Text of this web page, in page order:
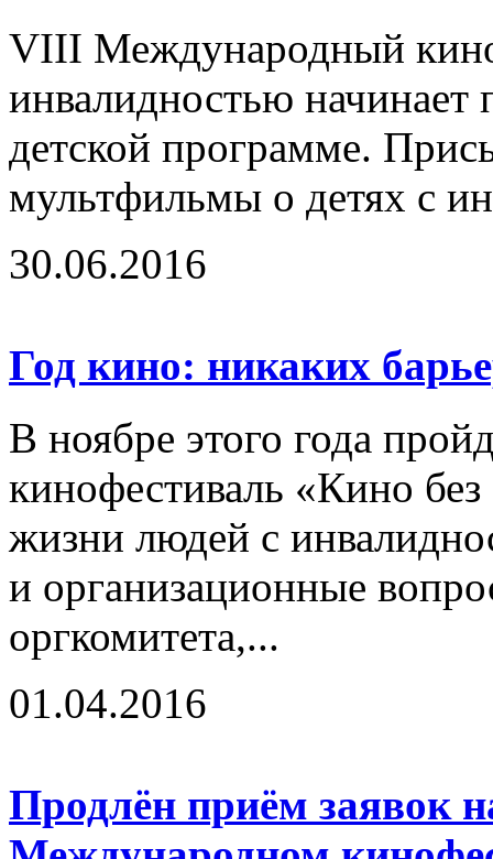
VIII Международный
инвалидностью начинает
детской программе.
мультфильмы о детях с
30.06.2016
Год кино: никаких
В ноябре этого года
кинофестиваль «Кино
жизни людей с
и организационные
оргкомитета,...
01.04.2016
Продлён приём заявок